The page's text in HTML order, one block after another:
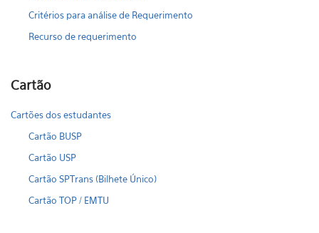
Critérios para análise de Requerimento
Recurso de requerimento
Cartão
Cartões dos estudantes
Cartão BUSP
Cartão USP
Cartão SPTrans (Bilhete Único)
Cartão TOP / EMTU